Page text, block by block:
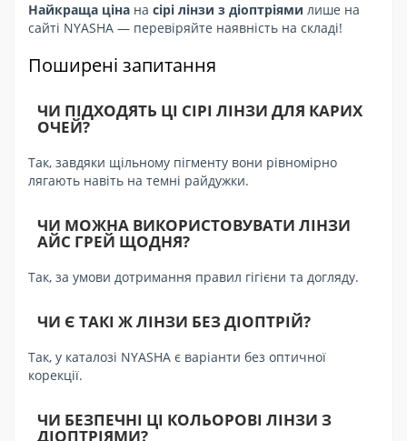
Найкраща ціна на сірі лінзи з діоптріями лише на
сайті NYASHA — перевіряйте наявність на складі!
Поширені запитання
ЧИ ПІДХОДЯТЬ ЦІ СІРІ ЛІНЗИ ДЛЯ КАРИХ
ОЧЕЙ?
Так, завдяки щільному пігменту вони рівномірно
лягають навіть на темні райдужки.
ЧИ МОЖНА ВИКОРИСТОВУВАТИ ЛІНЗИ
АЙС ГРЕЙ ЩОДНЯ?
Так, за умови дотримання правил гігієни та догляду.
ЧИ Є ТАКІ Ж ЛІНЗИ БЕЗ ДІОПТРІЙ?
Так, у каталозі NYASHA є варіанти без оптичної
корекції.
ЧИ БЕЗПЕЧНІ ЦІ КОЛЬОРОВІ ЛІНЗИ З
ДІОПТРІЯМИ?